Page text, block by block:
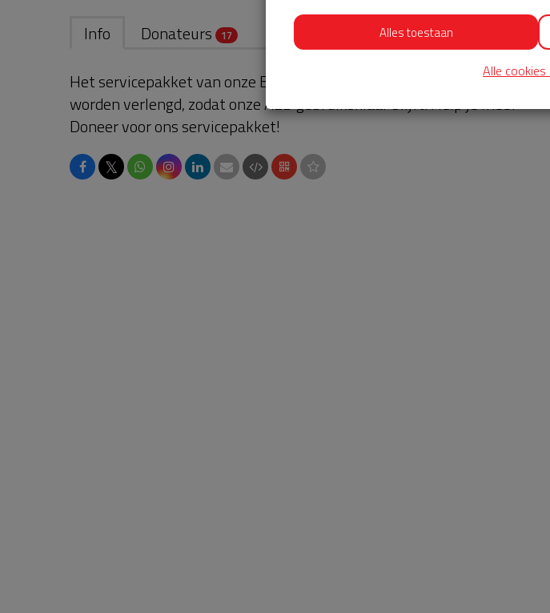
Info Donateurs 17
Het servicepakket van onze BuurtAED verloopt bijna en moet
worden verlengd, zodat onze AED gebruiksklaar blijft. Help je mee?
Doneer voor ons servicepakket!
𝕏
Alles toestaan
Alle